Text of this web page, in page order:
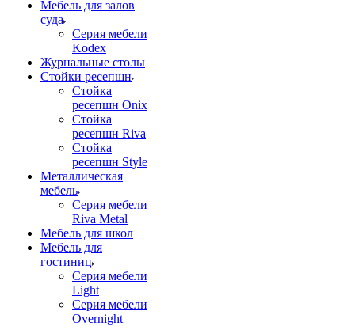
Мебель для залов
суда
Серия мебели
Kodex
Журнальные столы
Стойки ресепшн
Стойка
ресепшн Onix
Стойка
ресепшн Riva
Стойка
ресепшн Style
Металлическая
мебель
Серия мебели
Riva Metal
Мебель для школ
Мебель для
гостиниц
Серия мебели
Light
Серия мебели
Overnight